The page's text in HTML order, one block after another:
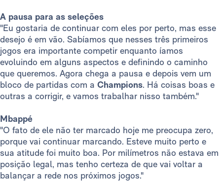
A pausa para as seleções
"Eu gostaria de continuar com eles por perto, mas esse
desejo é em vão. Sabíamos que nesses três primeiros
jogos era importante competir enquanto íamos
evoluindo em alguns aspectos e definindo o caminho
que queremos. Agora chega a pausa e depois vem um
bloco de partidas com a Champions. Há coisas boas e
outras a corrigir, e vamos trabalhar nisso também."
Mbappé
"O fato de ele não ter marcado hoje me preocupa zero,
porque vai continuar marcando. Esteve muito perto e
sua atitude foi muito boa. Por milímetros não estava em
posição legal, mas tenho certeza de que vai voltar a
balançar a rede nos próximos jogos."